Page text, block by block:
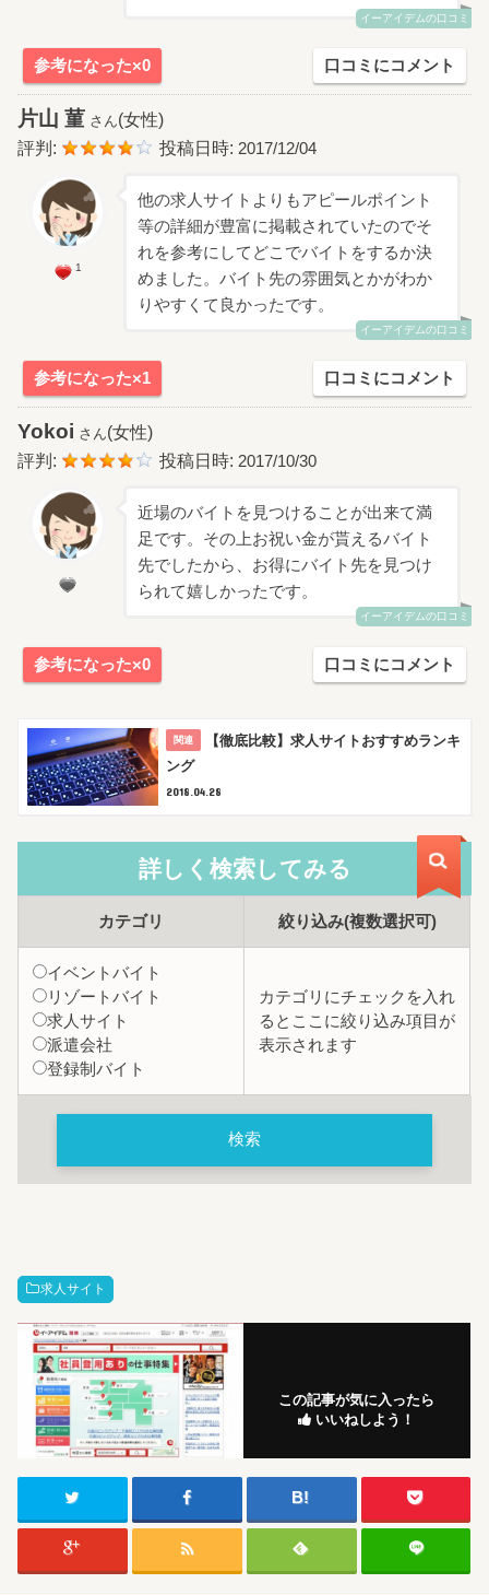
イーアイデムの口コミ
参考になった×0 口コミにコメント
片山 菫 さん(女性)
評判:
投稿日時: 2017/12/04
1
他の求人サイトよりもアピールポイント
等の詳細が豊富に掲載されていたのでそ
れを参考にしてどこでバイトをするか決
めました。バイト先の雰囲気とかがわか
りやすくて良かったです。
イーアイデムの口コミ
参考になった×1 口コミにコメント
Yokoi さん(女性)
評判:
投稿日時: 2017/10/30
近場のバイトを見つけることが出来て満
足です。その上お祝い金が貰えるバイト
先でしたから、お得にバイト先を見つけ
られて嬉しかったです。
イーアイデムの口コミ
参考になった×0 口コミにコメント
【徹底比較】求人サイトおすすめランキ
ング
2018.04.28
詳しく検索してみる
カテゴリ 絞り込み(複数選択可)
イベントバイト
リゾートバイト
求人サイト
派遣会社
登録制バイト
カテゴリにチェックを入れ
るとここに絞り込み項目が
表示されます
求人サイト
この記事が気に入ったら
いいねしよう！